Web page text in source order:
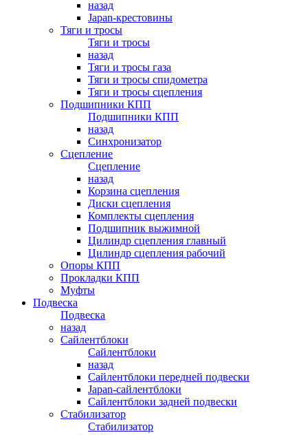
назад
Japan-крестовины
Тяги и тросы
Тяги и тросы
назад
Тяги и тросы газа
Тяги и тросы спидометра
Тяги и тросы сцепления
Подшипники КПП
Подшипники КПП
назад
Синхронизатор
Сцепление
Сцепление
назад
Корзина сцепления
Диски сцепления
Комплекты сцепления
Подшипник выжимной
Цилиндр сцепления главный
Цилиндр сцепления рабочий
Опоры КПП
Прокладки КПП
Муфты
Подвеска
Подвеска
назад
Сайлентблоки
Сайлентблоки
назад
Сайлентблоки передней подвески
Japan-сайлентблоки
Сайлентблоки задней подвески
Стабилизатор
Стабилизатор